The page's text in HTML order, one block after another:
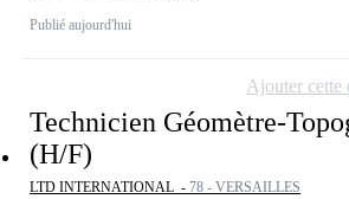
Publié aujourd'hui
Technicien Géomètre-
(H/F)
LTD INTERNATIONAL - 78 - VERSAILLES
Ajouter cette